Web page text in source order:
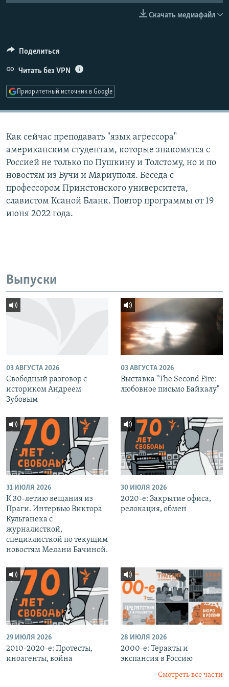
СОЦИАЛЬНЫЕ СЕТИ
Скачать медиафайл
Поделиться
Читать без VPN
Приоритетный источник в Google
Как сейчас преподавать "язык агрессора"
американским студентам, которые знакомятся с
Россией не только по Пушкину и Толстому, но и по
новостям из Бучи и Мариуполя. Беседа с
профессором Принстонского университета,
славистом Ксаной Бланк. Повтор программы от 19
июня 2022 года.
Выпуски
03 АВГУСТА 2026
Свободный разговор с
историком Андреем
Зубовым
03 АВГУСТА 2026
Выставка "The Second Fire:
любовное письмо Байкалу"
31 ИЮЛЯ 2026
К 30-летию вещания из
Праги. Интервью Виктора
Кульганека с
журналисткой,
специалисткой по текущим
новостям Мелани Бачиной.
30 ИЮЛЯ 2026
2020-е: Закрытие офиса,
релокация, обмен
29 ИЮЛЯ 2026
2010-2020-е: Протесты,
иноагенты, война
28 ИЮЛЯ 2026
2000-е: Теракты и
экспансия в Россию
Смотреть все части